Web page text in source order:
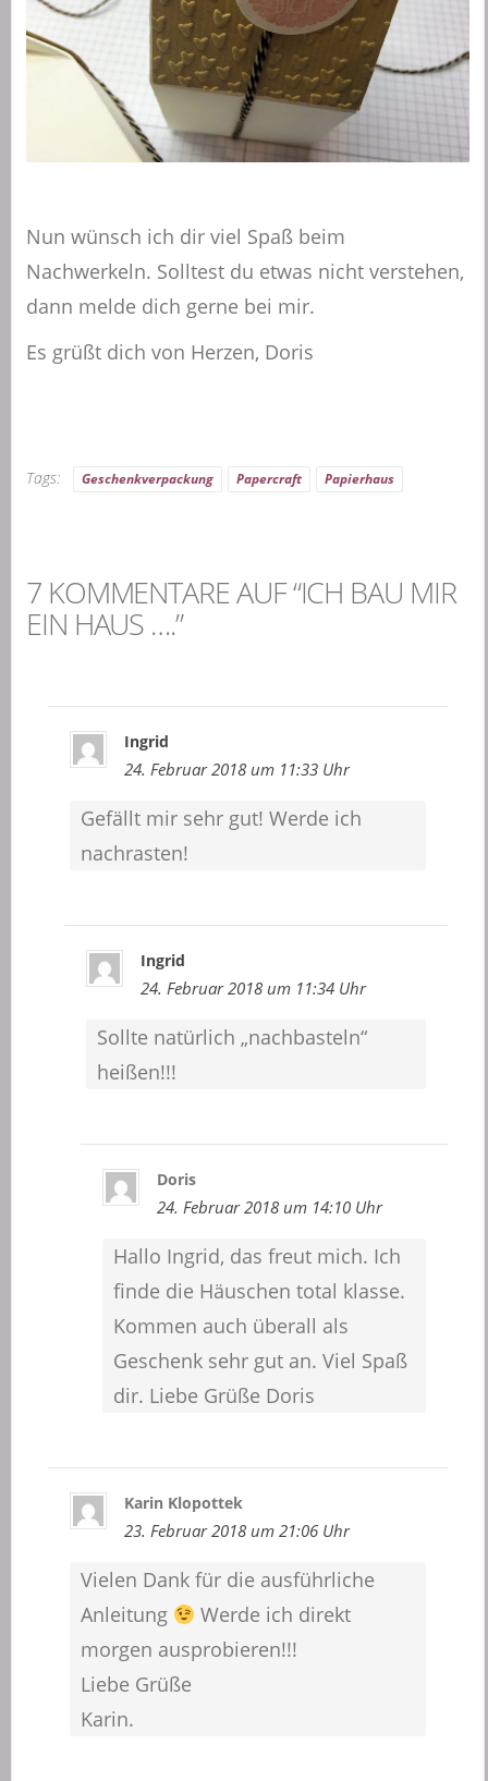
Nun wünsch ich dir viel Spaß beim
Nachwerkeln. Solltest du etwas nicht verstehen,
dann melde dich gerne bei mir.
Es grüßt dich von Herzen, Doris
Tags: Geschenkverpackung Papercraft Papierhaus
7 KOMMENTARE AUF “ICH BAU MIR
EIN HAUS ….”
Ingrid
24. Februar 2018 um 11:33 Uhr
Gefällt mir sehr gut! Werde ich
nachrasten!
Ingrid
24. Februar 2018 um 11:34 Uhr
Sollte natürlich „nachbasteln“
heißen!!!
Doris
24. Februar 2018 um 14:10 Uhr
Hallo Ingrid, das freut mich. Ich
finde die Häuschen total klasse.
Kommen auch überall als
Geschenk sehr gut an. Viel Spaß
dir. Liebe Grüße Doris
Karin Klopottek
23. Februar 2018 um 21:06 Uhr
Vielen Dank für die ausführliche
Anleitung
Werde ich direkt
morgen ausprobieren!!!
Liebe Grüße
Karin.